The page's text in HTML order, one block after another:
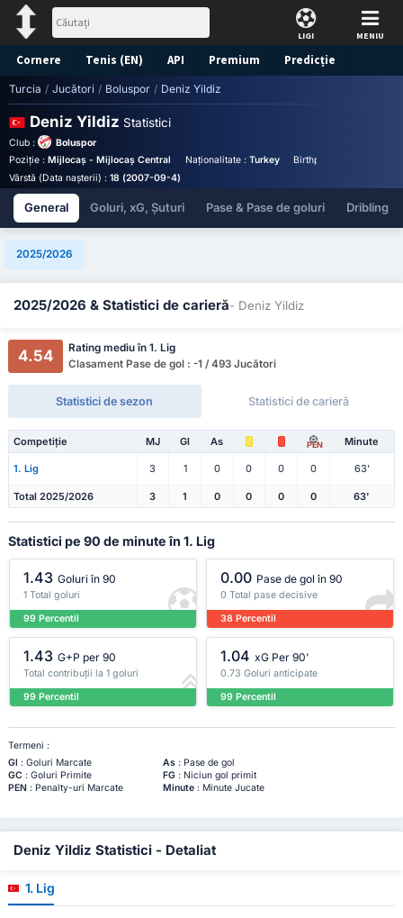
LIGI MENIU
Cornere Tenis (EN) API Premium Predicție
Turcia / Jucători / Boluspor / Deniz Yildiz
Deniz Yildiz Statistici
Club :
Boluspor
Poziție : Mijlocaș - Mijlocaș Central Naționalitate : Turkey Birthplace :
Vârstă (Data nașterii) : 18 (2007-09-4)
General Goluri, xG, Șuturi Pase & Pase de goluri Dribling
2025/2026
2025/2026 & Statistici de carieră- Deniz Yildiz
4.54
Rating mediu în 1. Lig
Clasament Pase de gol : -1 / 493 Jucători
Statistici de sezon Statistici de carieră
Competiție MJ Gl As PEN Minute
1. Lig 3 1 0 0 0 0 63'
Total 2025/2026 3 1 0 0 0 0 63'
Statistici pe 90 de minute în 1. Lig
1.43 Goluri în 90
1 Total goluri
99 Percentil
0.00 Pase de gol în 90
0 Total pase decisive
38 Percentil
1.43 G+P per 90
Total contribuții la 1 goluri
99 Percentil
1.04 xG Per 90'
0.73 Goluri anticipate
99 Percentil
Termeni :
Gl : Goluri Marcate As: Pase de gol
GC : Goluri Primite FG: Niciun gol primit
PEN: Penalty-uri Marcate Minute: Minute Jucate
Deniz Yildiz Statistici - Detaliat
1. Lig